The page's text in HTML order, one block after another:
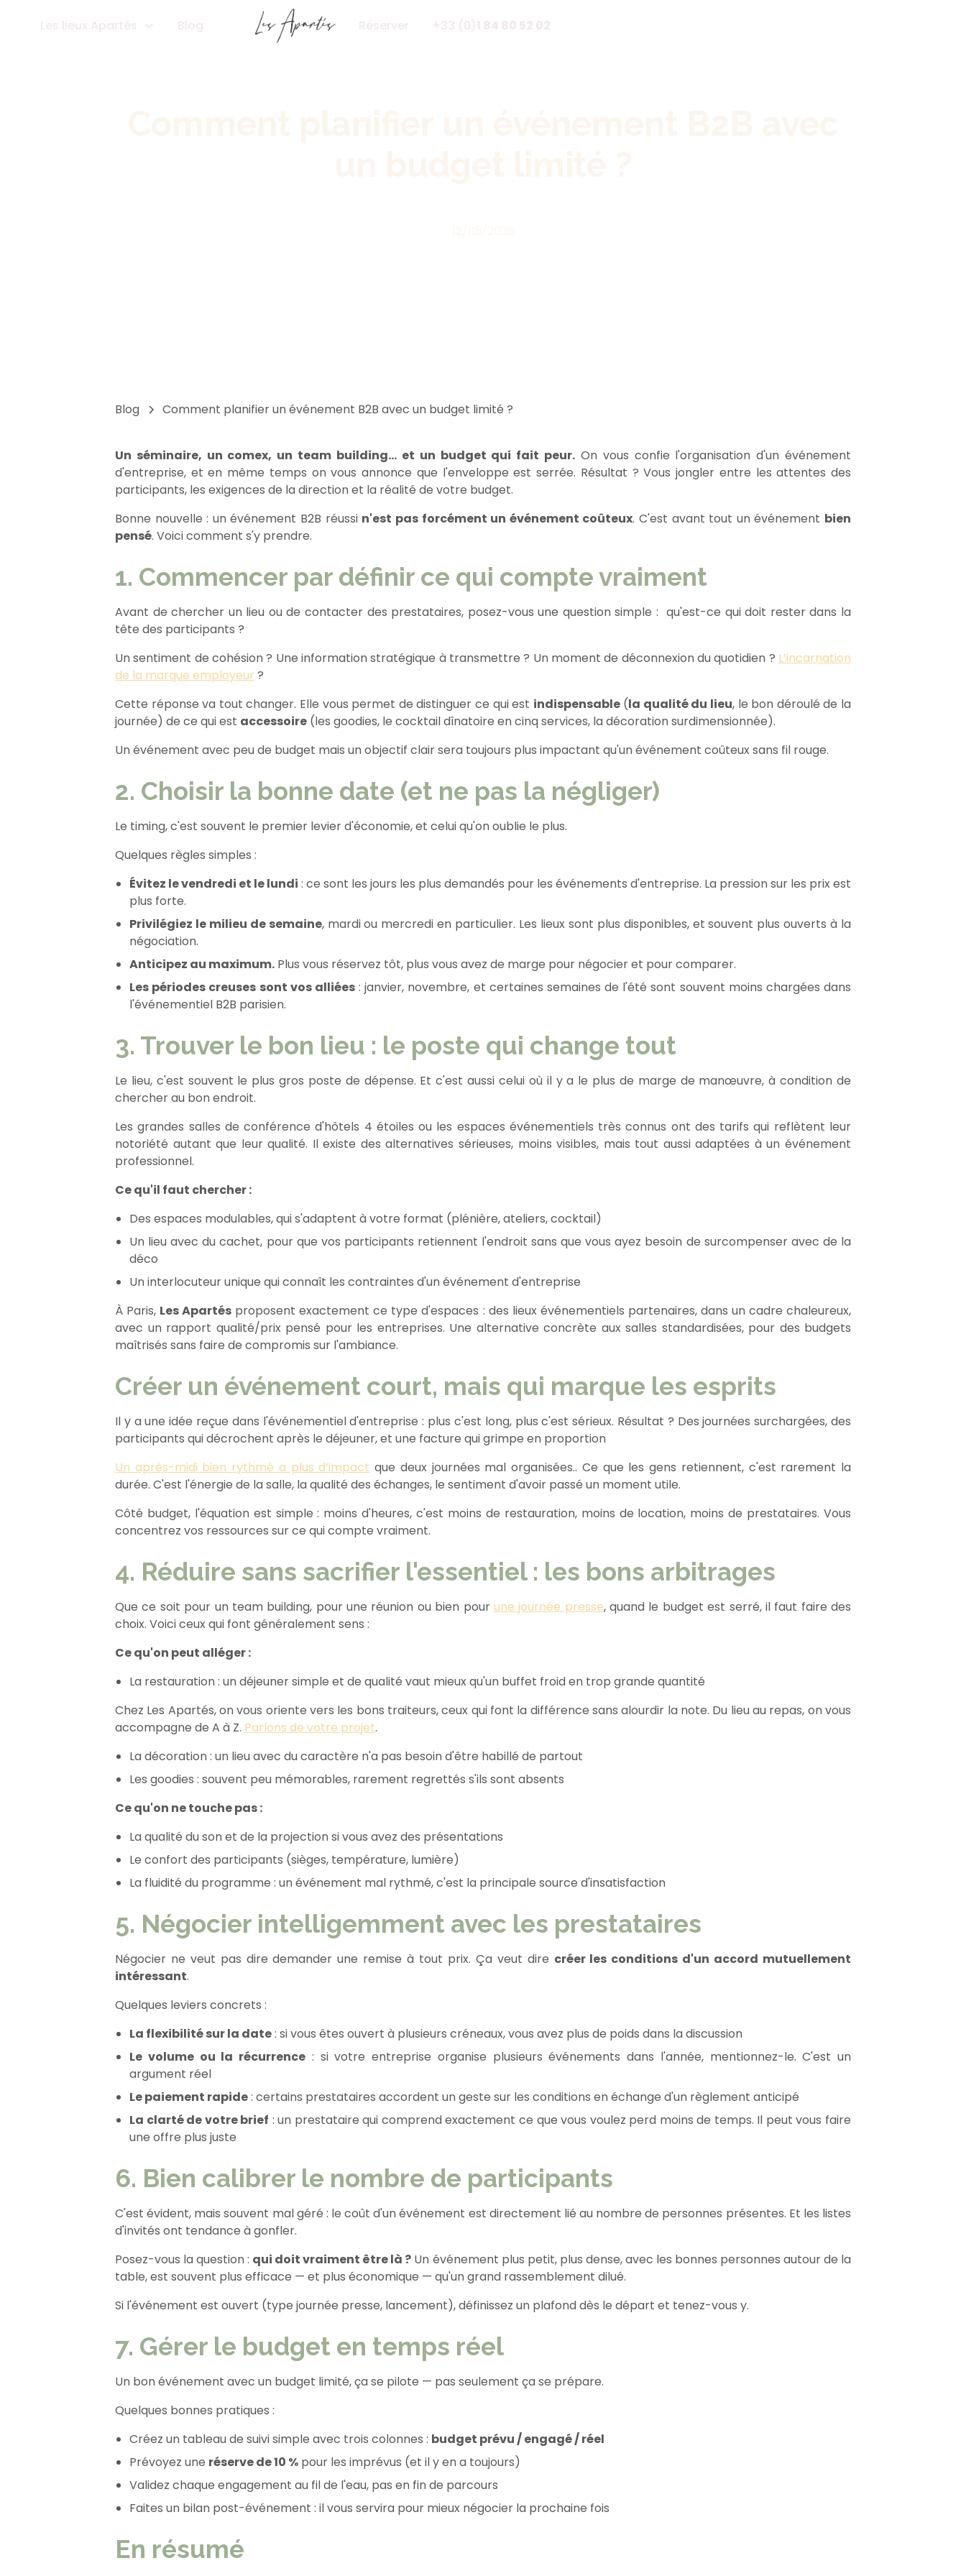
Blog Comment planifier un événement B2B avec un budget limité ?
Un séminaire, un comex, un team building… et un budget qui fait peur. On vous confie l'organisation d'un événement
d'entreprise, et en même temps on vous annonce que l'enveloppe est serrée. Résultat ? Vous jongler entre les attentes des
participants, les exigences de la direction et la réalité de votre budget.
Bonne nouvelle : un événement B2B réussi n'est pas forcément un événement coûteux. C'est avant tout un événement bien
pensé. Voici comment s'y prendre.
1. Commencer par définir ce qui compte vraiment
Avant de chercher un lieu ou de contacter des prestataires, posez-vous une question simple : qu'est-ce qui doit rester dans la
tête des participants ?
Un sentiment de cohésion ? Une information stratégique à transmettre ? Un moment de déconnexion du quotidien ? L’incarnation
de la marque employeur ?
Cette réponse va tout changer. Elle vous permet de distinguer ce qui est indispensable(la qualité du lieu, le bon déroulé de la
journée) de ce qui est accessoire (les goodies, le cocktail dînatoire en cinq services, la décoration surdimensionnée).
Un événement avec peu de budget mais un objectif clair sera toujours plus impactant qu'un événement coûteux sans fil rouge.
2. Choisir la bonne date (et ne pas la négliger)
Le timing, c'est souvent le premier levier d'économie, et celui qu'on oublie le plus.
Quelques règles simples :
Évitez le vendredi et le lundi : ce sont les jours les plus demandés pour les événements d'entreprise. La pression sur les prix est
plus forte.
Privilégiez le milieu de semaine, mardi ou mercredi en particulier. Les lieux sont plus disponibles, et souvent plus ouverts à la
négociation.
Anticipez au maximum. Plus vous réservez tôt, plus vous avez de marge pour négocier et pour comparer.
Les périodes creuses sont vos alliées: janvier, novembre, et certaines semaines de l'été sont souvent moins chargées dans
l'événementiel B2B parisien.
3. Trouver le bon lieu : le poste qui change tout
Le lieu, c'est souvent le plus gros poste de dépense. Et c'est aussi celui où il y a le plus de marge de manœuvre, à condition de
chercher au bon endroit.
Les grandes salles de conférence d'hôtels 4 étoiles ou les espaces événementiels très connus ont des tarifs qui reflètent leur
notoriété autant que leur qualité. Il existe des alternatives sérieuses, moins visibles, mais tout aussi adaptées à un événement
professionnel.
Ce qu'il faut chercher :
Des espaces modulables, qui s'adaptent à votre format (plénière, ateliers, cocktail)
Un lieu avec du cachet, pour que vos participants retiennent l'endroit sans que vous ayez besoin de surcompenser avec de la
déco
Un interlocuteur unique qui connaît les contraintes d'un événement d'entreprise
À Paris, Les Apartés proposent exactement ce type d'espaces : des lieux événementiels partenaires, dans un cadre chaleureux,
avec un rapport qualité/prix pensé pour les entreprises. Une alternative concrète aux salles standardisées, pour des budgets
maîtrisés sans faire de compromis sur l'ambiance.
Créer un événement court, mais qui marque les esprits
Il y a une idée reçue dans l'événementiel d'entreprise : plus c'est long, plus c'est sérieux. Résultat ? Des journées surchargées, des
participants qui décrochent après le déjeuner, et une facture qui grimpe en proportion
Un après-midi bien rythmé a plus d’impact que deux journées mal organisées.. Ce que les gens retiennent, c'est rarement la
durée. C'est l'énergie de la salle, la qualité des échanges, le sentiment d'avoir passé un moment utile.
Côté budget, l'équation est simple : moins d'heures, c'est moins de restauration, moins de location, moins de prestataires. Vous
concentrez vos ressources sur ce qui compte vraiment.
4. Réduire sans sacrifier l'essentiel : les bons arbitrages
Que ce soit pour un team building, pour une réunion ou bien pour une journée presse, quand le budget est serré, il faut faire des
choix. Voici ceux qui font généralement sens :
Ce qu'on peut alléger :
La restauration : un déjeuner simple et de qualité vaut mieux qu'un buffet froid en trop grande quantité
Chez Les Apartés, on vous oriente vers les bons traiteurs, ceux qui font la différence sans alourdir la note. Du lieu au repas, on vous
accompagne de A à Z. Parlons de votre projet.
La décoration : un lieu avec du caractère n'a pas besoin d'être habillé de partout
Les goodies : souvent peu mémorables, rarement regrettés s'ils sont absents
Ce qu'on ne touche pas :
La qualité du son et de la projection si vous avez des présentations
Le confort des participants (sièges, température, lumière)
La fluidité du programme : un événement mal rythmé, c'est la principale source d'insatisfaction
5. Négocier intelligemment avec les prestataires
Négocier ne veut pas dire demander une remise à tout prix. Ça veut dire créer les conditions d'un accord mutuellement
intéressant.
Quelques leviers concrets :
La flexibilité sur la date: si vous êtes ouvert à plusieurs créneaux, vous avez plus de poids dans la discussion
Le volume ou la récurrence : si votre entreprise organise plusieurs événements dans l'année, mentionnez-le. C'est un
argument réel
Le paiement rapide: certains prestataires accordent un geste sur les conditions en échange d'un règlement anticipé
La clarté de votre brief : un prestataire qui comprend exactement ce que vous voulez perd moins de temps. Il peut vous faire
une offre plus juste
6. Bien calibrer le nombre de participants
C'est évident, mais souvent mal géré : le coût d'un événement est directement lié au nombre de personnes présentes. Et les listes
d'invités ont tendance à gonfler.
Posez-vous la question : qui doit vraiment être là ? Un événement plus petit, plus dense, avec les bonnes personnes autour de la
table, est souvent plus efficace — et plus économique — qu'un grand rassemblement dilué.
Si l'événement est ouvert (type journée presse, lancement), définissez un plafond dès le départ et tenez-vous y.
7. Gérer le budget en temps réel
Un bon événement avec un budget limité, ça se pilote — pas seulement ça se prépare.
Quelques bonnes pratiques :
Créez un tableau de suivi simple avec trois colonnes : budget prévu / engagé / réel
Prévoyez une réserve de 10 % pour les imprévus (et il y en a toujours)
Validez chaque engagement au fil de l'eau, pas en fin de parcours
Faites un bilan post-événement : il vous servira pour mieux négocier la prochaine fois
En résumé